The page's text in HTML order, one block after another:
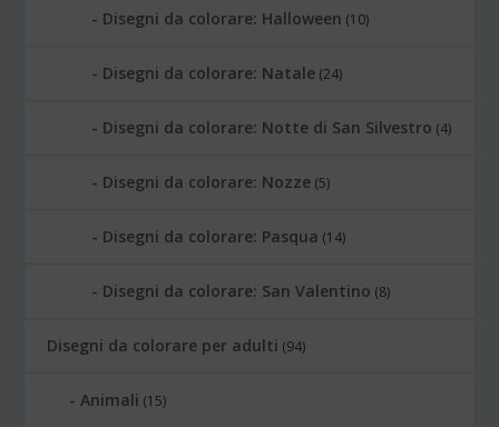
Disegni da colorare: Halloween (10)
Disegni da colorare: Natale (24)
Disegni da colorare: Notte di San Silvestro (4)
Disegni da colorare: Nozze (5)
Disegni da colorare: Pasqua (14)
Disegni da colorare: San Valentino (8)
Disegni da colorare per adulti (94)
Animali (15)